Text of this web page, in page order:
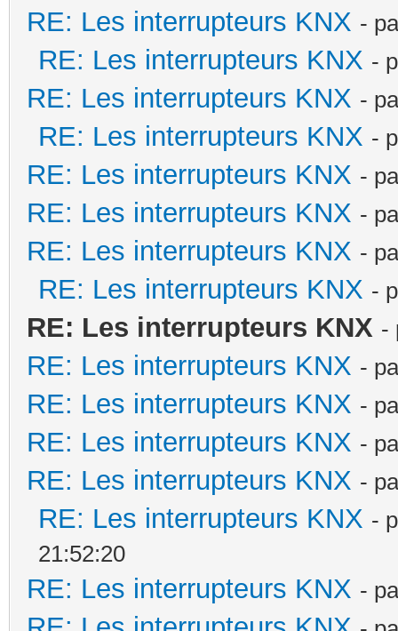
RE: Les interrupteurs KNX -
RE: Les interrupteurs KNX -
RE: Les interrupteurs KNX -
RE: Les interrupteurs KNX -
RE: Les interrupteurs KNX -
RE: Les interrupteurs KNX -
RE: Les interrupteurs KNX -
RE: Les interrupteurs KNX -
RE: Les interrupteurs KNX -
RE: Les interrupteurs KNX -
RE: Les interrupteurs KNX -
RE: Les interrupteurs KNX -
RE: Les interrupteurs KNX -
RE: Les interrupteurs KNX -
21:52:20
RE: Les interrupteurs KNX -